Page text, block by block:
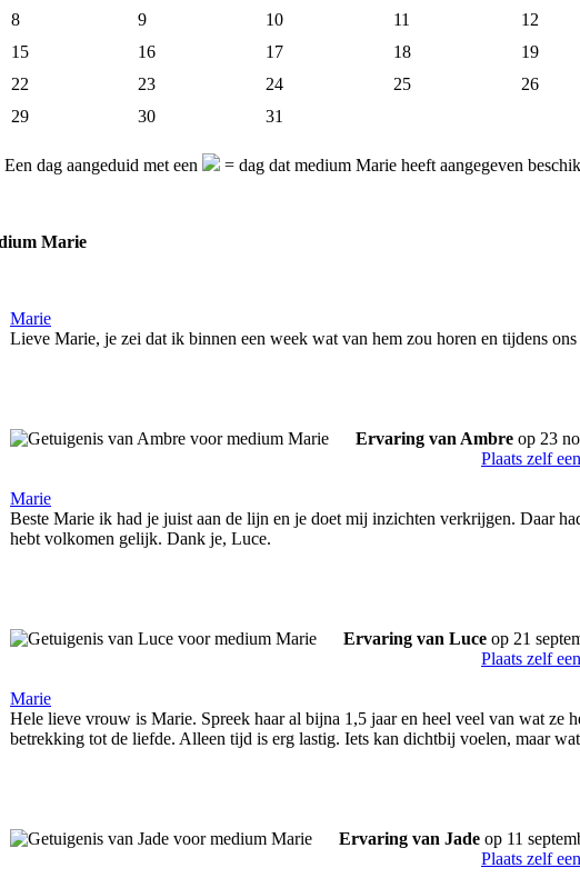
8
9 10 11 12
15
16 17 18 19
22
23 24 25 26
29
30 31
Een dag aangeduid met een = dag dat medium Marie heeft aangegeven
Marie
Marie
Lieve Marie, je zei dat ik binnen een week wat van hem zou horen en tijdens
Ervaring van Ambre op 23
Plaats zelf
Marie
Beste Marie ik had je juist aan de lijn en je doet mij inzichten verkrijgen. Daar
hebt volkomen gelijk. Dank je, Luce.
Ervaring van Luce op 21
Plaats zelf
Marie
Hele lieve vrouw is Marie. Spreek haar al bijna 1,5 jaar en heel veel van wat ze
betrekking tot de liefde. Alleen tijd is erg lastig. Iets kan dichtbij voelen, maar
Ervaring van Jade op 11
Plaats zelf